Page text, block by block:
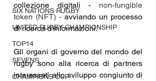
SIX NATIONS RUGBY
UNITED RUGBY CHAMPIONSHIP
TOP14
SEVENS
CHAMPIONS CUP
collezione digitali - non-fungible
token (NFT) - avviando un processo
di ricerca d'informazioni.
Gli organi di governo del mondo del
rugby sono alla ricerca di partners
interessati allo sviluppo congiunto di